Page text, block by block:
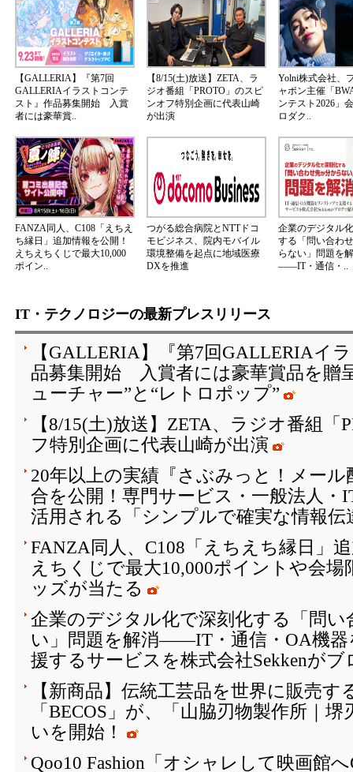
【GALLERIA】『第7回
GALLERIAイラストコンテ
スト』作品募集開始 入賞
者には豪華賞..
【8/15(土)放送】ZETA、ラ
ジオ番組「PROTO」のスピ
ンオフ特別企画に代表山崎
が出演
Yolni株式会社、
ャポン主催「
ンテスト2026」
ロダク..
FANZA同人、C108「えちえ
ち縁日」追加情報を公開！
えちえちくじで最大10,000
ポイン..
つがる総合病院とNTTドコ
モビジネス、院内モバイル
環境整備を起点に地域医療
DXを推進
企業のデジタル
する「問い合わ
らない」問題を
――IT・通信・..
IT・テクノロジーの最新プレスリリース
【GALLERIA】『第7回GALLERIAイ
品募集開始 入賞者には豪華賞品を
ューチャー”と“レトロポップ”
【8/15(土)放送】ZETA、ラジオ番組「
フ特別企画に代表山崎が出演
20年以上の実績『さぶみっと！メール
合を公開！専門サービス・一般法人・
活用される「シンプルで確実な情報伝
FANZA同人、C108「えちえち縁日」
えちくじで最大10,000ポイントや会
ッズが当たる
企業のデジタル化で深刻化する「問
い」問題を解消――IT・通信・OA機
援するサービスを株式会社Sekkenがブ
【新商品】伝統工芸品を世界に販売す
「BECOS」が、「山脇刃物製作所｜
いを開始！
Qoo10 Fashion「オシャレして映画館